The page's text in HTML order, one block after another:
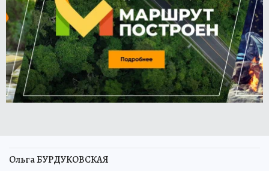
Ольга БУРДУКОВСКАЯ